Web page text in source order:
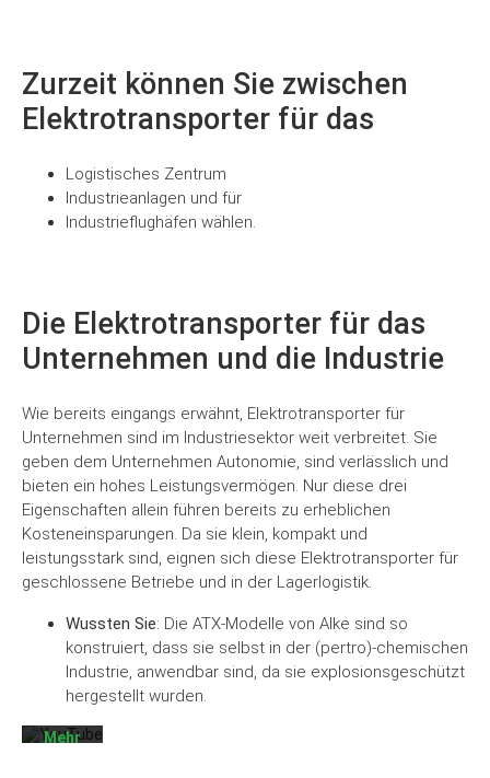
Zurzeit können Sie zwischen
Elektrotransporter für das
Logistisches Zentrum
Industrieanlagen und für
Industrieflughäfen wählen.
Die Elektrotransporter für das
Unternehmen und die Industrie
Wie bereits eingangs erwähnt, Elektrotransporter für
Unternehmen sind im Industriesektor weit verbreitet. Sie
geben dem Unternehmen Autonomie, sind verlässlich und
bieten ein hohes Leistungsvermögen. Nur diese drei
Eigenschaften allein führen bereits zu erheblichen
Kosteneinsparungen. Da sie klein, kompakt und
leistungsstark sind, eignen sich diese Elektrotransporter für
geschlossene Betriebe und in der Lagerlogistik.
Wussten Sie: Die ATX-Modelle von Alke sind so
konstruiert, dass sie selbst in der (pertro)-chemischen
Industrie, anwendbar sind, da sie explosionsgeschützt
hergestellt wurden.
Mit
dem
des
Videos
akzeptieren
Sie die
Datenschutzerklärung
von
Mehr